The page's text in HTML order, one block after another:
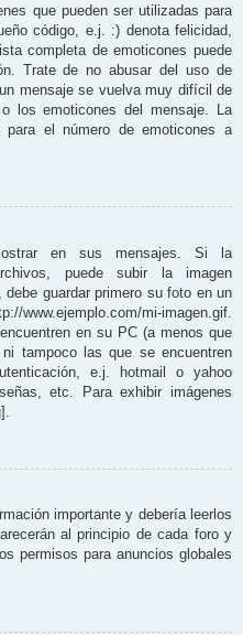
que pueden ser utilizadas para
código, e.j. :) denota felicidad,
completa de emoticones puede
Trate de no abusar del uso de
mensaje se vuelva muy difícil de
los emoticones del mensaje. La
el número de emoticones a
en sus mensajes. Si la
puede subir la imagen
guardar primero su foto en un
www.ejemplo.com/mi-imagen.gif.
en su PC (a menos que
tampoco las que se encuentren
e.j. hotmail o yahoo
etc. Para exhibir imágenes
importante y debería leerlos
al principio de cada foro y
permisos para anuncios globales